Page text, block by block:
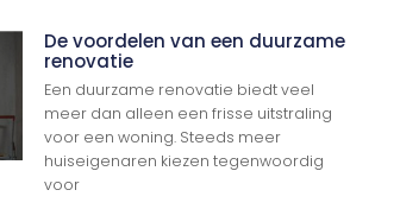
De voordelen van een duurzame
renovatie
Een duurzame renovatie biedt veel
meer dan alleen een frisse uitstraling
voor een woning. Steeds meer
huiseigenaren kiezen tegenwoordig
voor